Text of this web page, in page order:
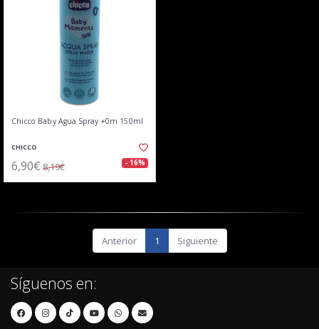
Chicco Baby Agua Spray +0m 150ml
CHICCO
6,90€ 8,19€ - 16%
Anterior 1 Siguiente
Síguenos en: